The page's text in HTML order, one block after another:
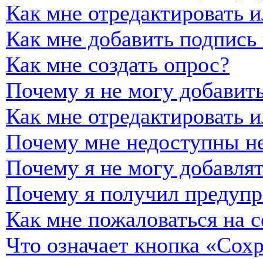
Как мне отредактировать
Как мне добавить
Как мне создать опрос?
Почему я не могу
Как мне отредактировать
Почему мне недоступны
Почему я не могу
Почему я получил
Как мне пожаловаться на
Что означает кнопка